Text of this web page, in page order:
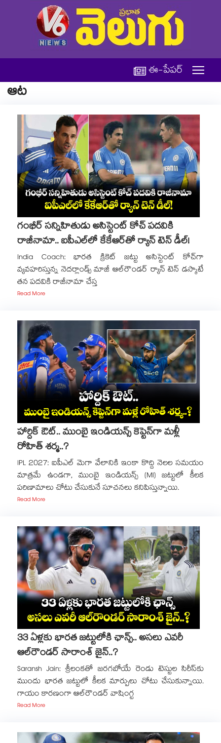
ఈ-పేపర్
ఆట
గంభీర్ సన్నిహితుడు అసిస్టెంట్ కోచ్ పదవికి
రాజీనామా.. ఐపీఎల్⁬లో కేకేఆర్‌తో ర్యాన్ టెన్ డీల్!
India Coach: భారత క్రికెట్ జట్టు అసిస్టెంట్ కోచ్‌గా
వ్యవహరిస్తున్న నెదర్లాండ్స్ మాజీ ఆల్‌రౌండర్ ర్యాన్ టెన్ డస్కాటే
తన పదవికి రాజీనామా చేస్త
Read More
హార్దిక్ ఔట్.. ముంబై ఇండియన్స్ కెప్టెన్‌గా మళ్లీ
రోహిత్ శర్మ..?
IPL 2027: ఐపీఎల్ మెగా వేలానికి ఇంకా కొద్ది నెలల సమయం
మాత్రమే ఉండగా, ముంబై ఇండియన్స్ (MI) జట్టులో కీలక
పరిణామాలు చోటు చేసుకునే సూచనలు కనిపిస్తున్నాయి.
Read More
33 ఏళ్లకు భారత జట్టులోకి ఛాన్స్.. అసలు ఎవరీ
ఆల్‌రౌండర్ సారాంశ్ జైన్..?
Saransh Jain: శ్రీలంకతో జరగబోయే రెండు టెస్టుల సిరీస్‌కు
ముందు భారత జట్టులో కీలక మార్పులు చోటు చేసుకున్నాయి.
గాయం కారణంగా ఆల్‌రౌండర్ వాషింగ్ట
Read More